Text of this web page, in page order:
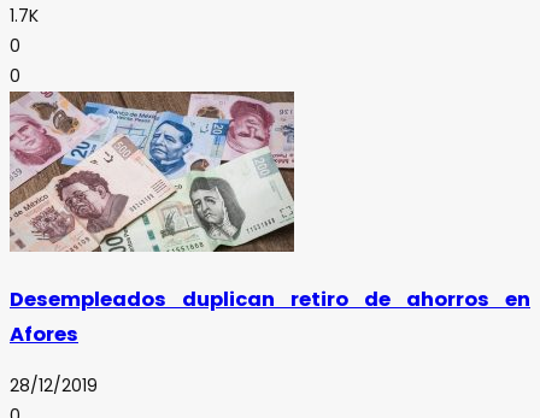
1.7K
0
0
Desempleados duplican retiro de ahorros en
Afores
28/12/2019